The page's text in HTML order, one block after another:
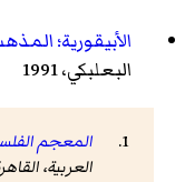
الأبيقورية؛
البعلبكي، 1991
المعجم
العربية،